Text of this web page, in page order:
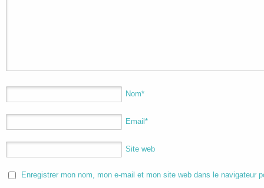
Nom*
Email *
Site web
Enregistrer mon nom, mon e-mail et mon site web dans le navigateur